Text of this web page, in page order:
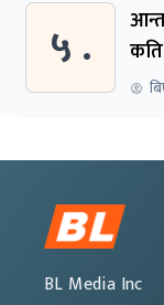
५ .
BL Media Inc